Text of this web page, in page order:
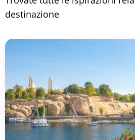
destinazione